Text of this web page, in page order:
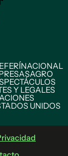
NACIONAL
AGRO
Y LEGALES
UNIDOS